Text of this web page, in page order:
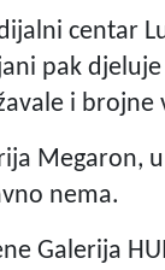
centar
pak
i
Megaron,
nema.
Galerija